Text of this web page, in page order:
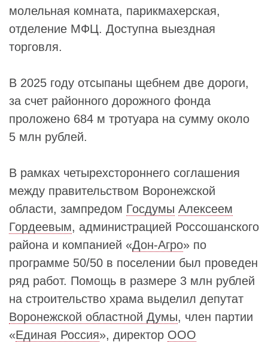
молельная комната, парикмахерская,
отделение МФЦ. Доступна выездная
торговля.
В 2025 году отсыпаны щебнем две дороги,
за счет районного дорожного фонда
проложено 684 м тротуара на сумму около
5 млн рублей.
В рамках четырехстороннего соглашения
между правительством Воронежской
области, зампредом Госдумы Алексеем
Гордеевым, администрацией Россошанского
района и компанией «Дон-Агро» по
программе 50/50 в поселении был проведен
ряд работ. Помощь в размере 3 млн рублей
на строительство храма выделил депутат
Воронежской областной Думы, член партии
«Единая Россия», директор ООО